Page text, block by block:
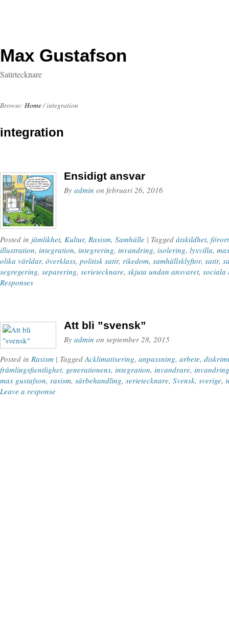
Max Gustafson
Satirtecknare
Browse: Home/integration
integration
Ensidigt ansvar
By admin on februari 26, 2016
Posted in jämlikhet, Kultur, Rasism, Samhälle | Tagged åtskildhet, förort
illustration, integration, integrering, invandring, isolering, lyxvilla,
olika världar, överklass, politisk satir, rikedom, samhällsklyftor, satir,
segregering, separering, serietecknare, skjuta undan ansvaret, sociala
Responses
Att bli ”svensk”
By admin on september 28, 2015
Posted in Rasism | TaggedAcklimatisering, anpassning, arbete,
främlingsfientlighet, generationens, integration, invandrare, invandring
max gustafson, rasism, särbehandling, serietecknare, Svensk, sverige,
Leave a response